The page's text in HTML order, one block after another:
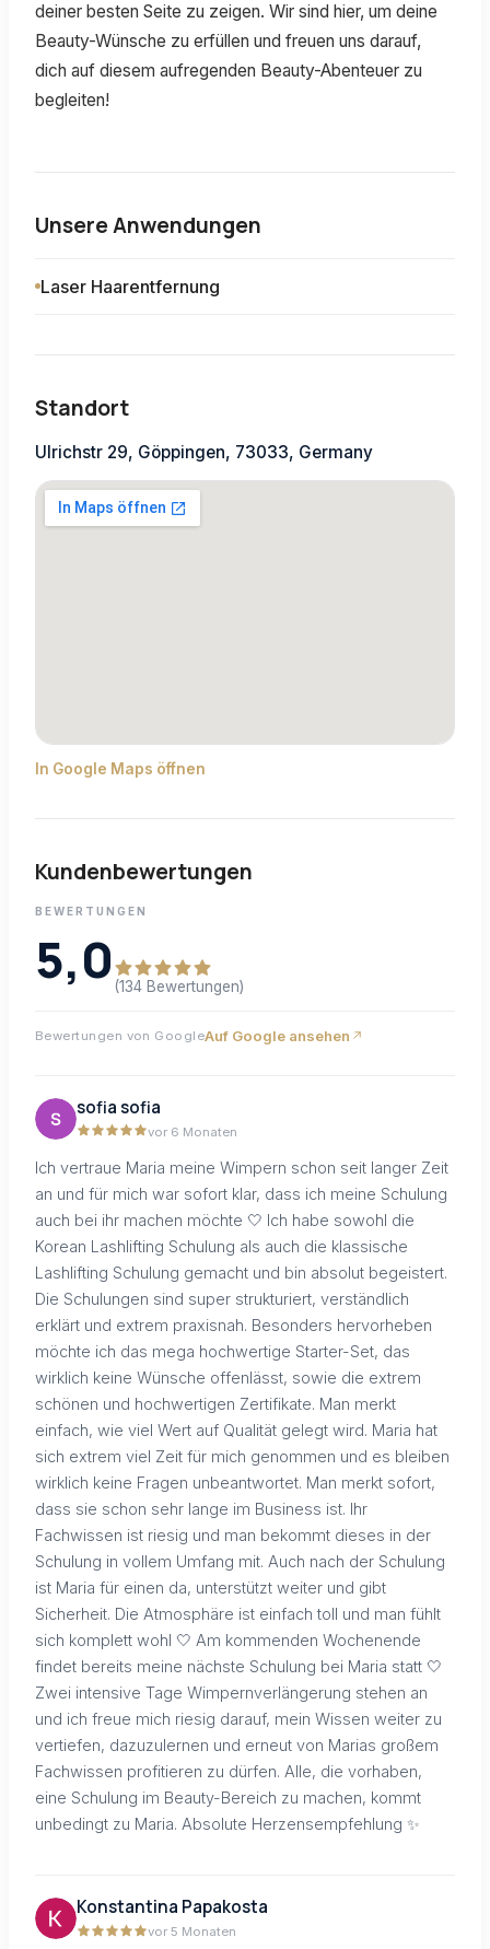
deiner besten Seite zu zeigen. Wir sind hier, um deine
Beauty-Wünsche zu erfüllen und freuen uns darauf,
dich auf diesem aufregenden Beauty-Abenteuer zu
begleiten!
Unsere Anwendungen
Laser Haarentfernung
Standort
Ulrichstr 29, Göppingen, 73033, Germany
In Google Maps öffnen
Kundenbewertungen
BEWERTUNGEN
5,0 (134 Bewertungen)
Bewertungen von GoogleAuf Google ansehen
sofia sofia
vor 6 Monaten
Ich vertraue Maria meine Wimpern schon seit langer Zeit
an und für mich war sofort klar, dass ich meine Schulung
auch bei ihr machen möchte 🤍 Ich habe sowohl die
Korean Lashlifting Schulung als auch die klassische
Lashlifting Schulung gemacht und bin absolut begeistert.
Die Schulungen sind super strukturiert, verständlich
erklärt und extrem praxisnah. Besonders hervorheben
möchte ich das mega hochwertige Starter-Set, das
wirklich keine Wünsche offenlässt, sowie die extrem
schönen und hochwertigen Zertifikate. Man merkt
einfach, wie viel Wert auf Qualität gelegt wird. Maria hat
sich extrem viel Zeit für mich genommen und es bleiben
wirklich keine Fragen unbeantwortet. Man merkt sofort,
dass sie schon sehr lange im Business ist. Ihr
Fachwissen ist riesig und man bekommt dieses in der
Schulung in vollem Umfang mit. Auch nach der Schulung
ist Maria für einen da, unterstützt weiter und gibt
Sicherheit. Die Atmosphäre ist einfach toll und man fühlt
sich komplett wohl 🤍 Am kommenden Wochenende
findet bereits meine nächste Schulung bei Maria statt 🤍
Zwei intensive Tage Wimpernverlängerung stehen an
und ich freue mich riesig darauf, mein Wissen weiter zu
vertiefen, dazuzulernen und erneut von Marias großem
Fachwissen profitieren zu dürfen. Alle, die vorhaben,
eine Schulung im Beauty-Bereich zu machen, kommt
unbedingt zu Maria. Absolute Herzensempfehlung ✨
Konstantina Papakosta
vor 5 Monaten